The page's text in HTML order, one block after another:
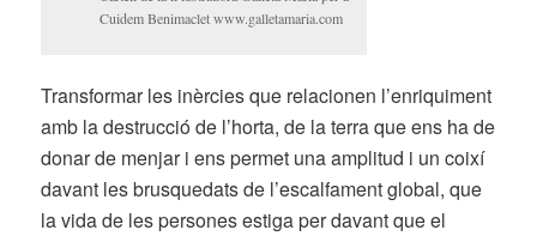
Cuidem Benimaclet www.galletamaria.com
Transformar les inèrcies que relacionen l’enriquiment
amb la destrucció de l’horta, de la terra que ens ha de
donar de menjar i ens permet una amplitud i un coixí
davant les brusquedats de l’escalfament global, que
la vida de les persones estiga per davant que el